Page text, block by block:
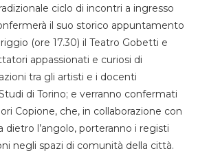
ciclo di incontri a ingresso
il suo storico appuntamento
(ore 17.30) il Teatro Gobetti e
appassionati e curiosi di
tra gli artisti e i docenti
di Torino; e verranno confermati
Copione, che, in collaborazione con
l’angolo, porteranno i registi
negli spazi di comunità della città.